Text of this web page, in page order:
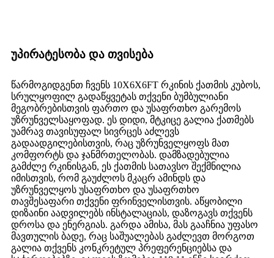
უპირატესობა და თვისება
წარმოგიდგენთ ჩვენს 10X6X6FT რკინის ქათმის კუბოს,
სრულყოფილ გადაწყვეტას თქვენი ბუმბულიანი
მეგობრებისთვის ფართო და უსაფრთხო გარემოს
უზრუნველსაყოფად. ეს დიდი, მტკიცე გალია ქათმებს
უამრავ თავისუფალ სივრცეს აძლევს
გადაადგილებისთვის, რაც უზრუნველყოფს მათ
კომფორტს და ჯანმრთელობას. დამზადებულია
გამძლე რკინისგან, ეს ქათმის სათავსო შექმნილია
იმისთვის, რომ გაუძლოს მკაცრ ამინდს და
უზრუნველყოს უსაფრთხო და უსაფრთხო
თავშესაფარი თქვენი ფრინველისთვის. აწყობილი
დიზაინი აადვილებს ინსტალაციას, დაზოგავს თქვენს
დროსა და ენერგიას. გარდა ამისა, მას გააჩნია უფასო
მავთულის ბადე, რაც საშუალებას გაძლევთ მორგოთ
გალია თქვენს კონკრეტულ პრეფერენციებსა და